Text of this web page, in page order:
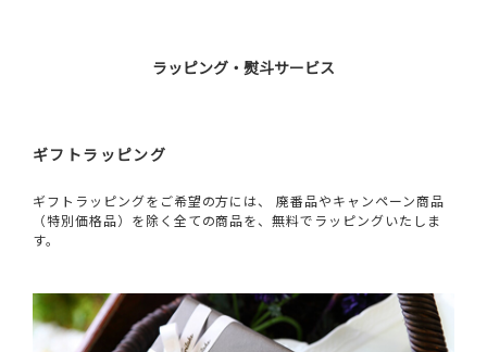
ラッピング・熨斗サービス
ギフトラッピング
ギフトラッピングをご希望の方には、 廃番品やキャンペーン商品
（特別価格品）を除く全ての商品を、無料でラッピングいたしま
す。